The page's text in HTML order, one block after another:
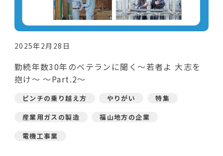
2025年2月28日
勤続年数30年のベテランに聞く～若者よ 大志を
抱け～ ～Part.2～
ピンチの乗り越え方 やりがい
特集
産業用ガスの製造
福山地方の企業
電機工事業